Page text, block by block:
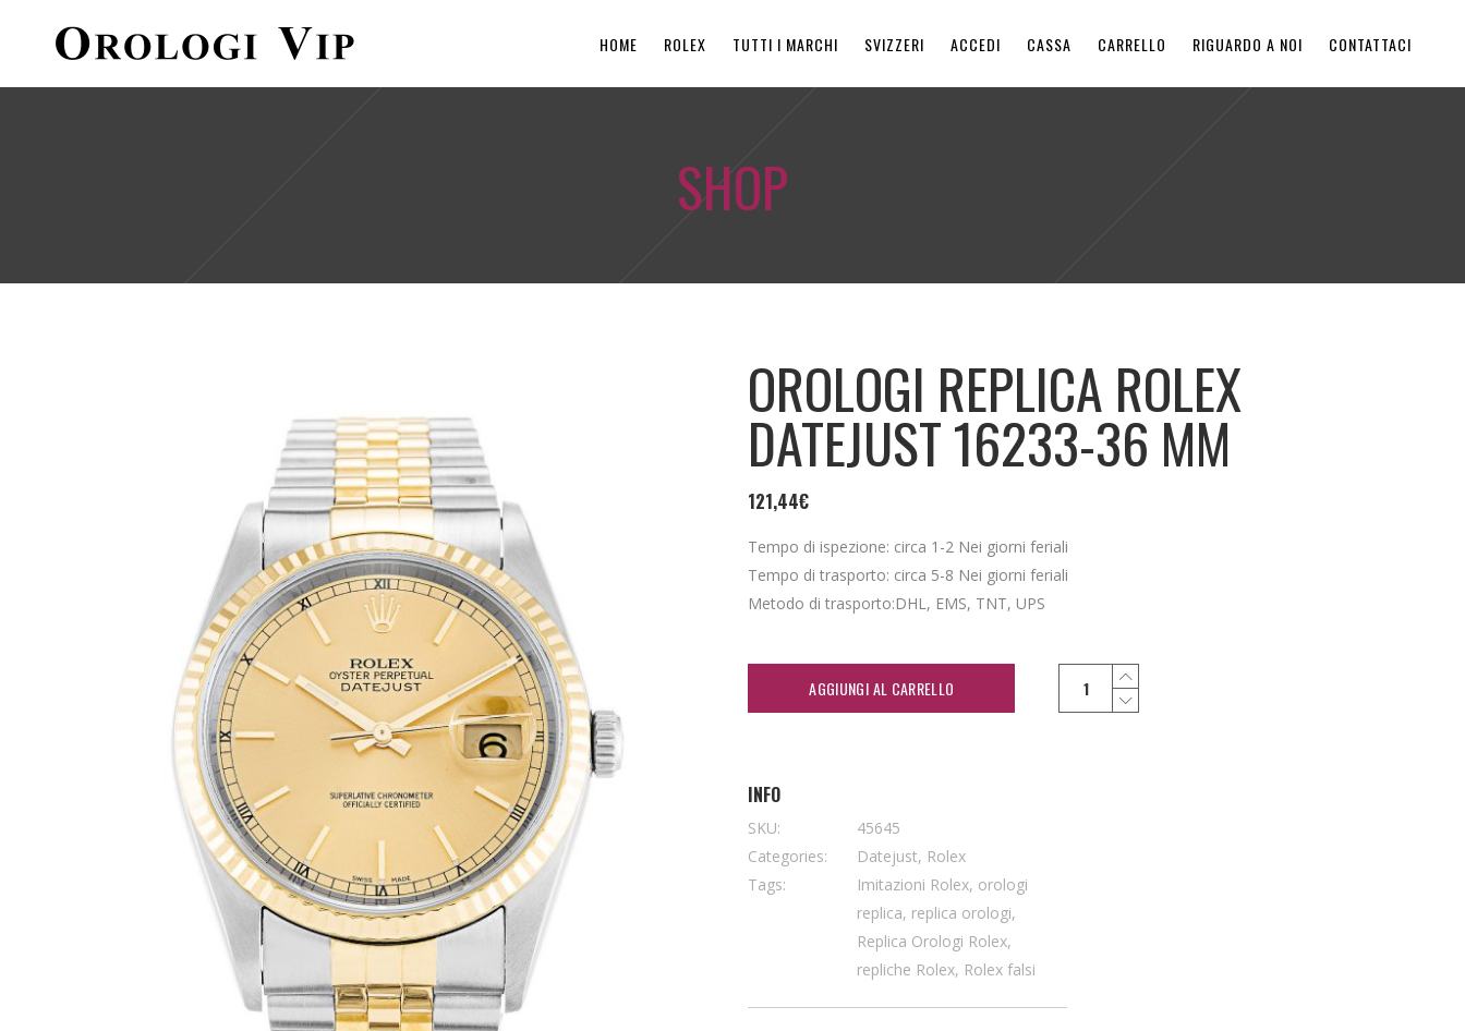
HOME ROLEX TUTTI I MARCHI SVIZZERI ACCEDI CASSA CARRELLO RIGUARDO A NOI CONTATTACI
SHOP
OROLOGI REPLICA ROLEX
DATEJUST 16233-36 MM
121,44€
Tempo di ispezione: circa 1-2 Nei giorni feriali
Tempo di trasporto: circa 5-8 Nei giorni feriali
Metodo di trasporto:DHL, EMS, TNT, UPS
AGGIUNGI AL CARRELLO
INFO
SKU:
45645
Categories:
Datejust, Rolex
Tags:
Imitazioni Rolex, orologi
replica, replica orologi,
Replica Orologi Rolex,
repliche Rolex, Rolex falsi